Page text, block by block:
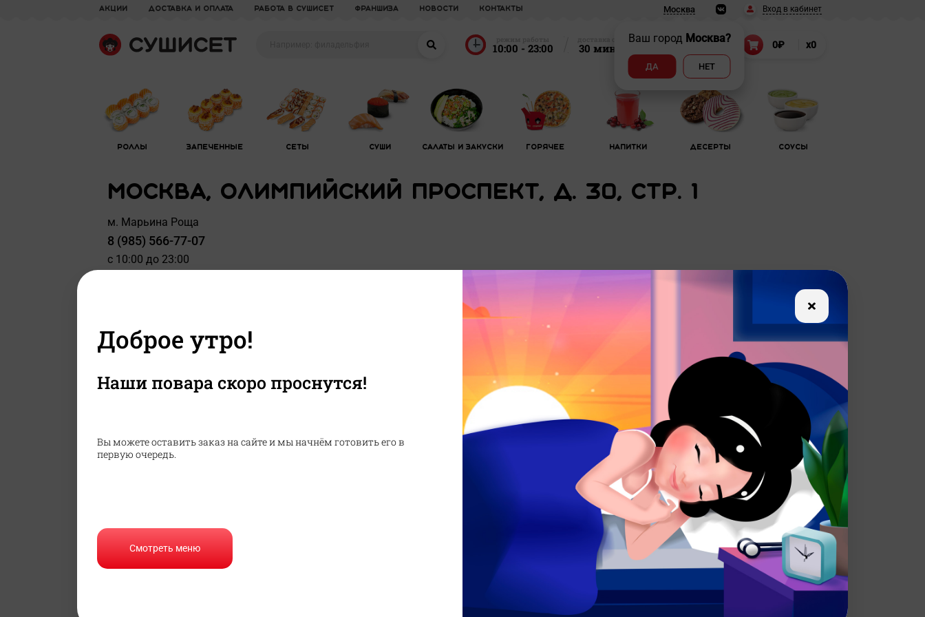
акции доставка и оплата Работа в СУШИСЕТ франшиза новости Контакты Москва
Ваш город Москва?
ДА НЕТ
Вход в кабинет
10:00 - 23:00 30 мин. 8 (495) 150-55-22 0₽ x0
Роллы Запеченные Сеты Суши Салаты и закуски Горячее Напитки Десерты Соусы
Москва, Олимпийский проспект, д. 30, стр. 1
м. Марьина Роща
8 (985) 566-77-07
с 10:00 до 23:00
Запеченные
Холодные
Десерты
Салаты
Доброе утро!
Наши повара скоро проснутся!
Вы можете оставить заказ на сайте и мы начнём готовить его в
первую очередь.
Смотреть меню